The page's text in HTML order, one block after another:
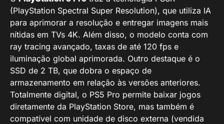
(PlayStation Spectral Super Resolution), que utiliza IA
para aprimorar a resolução e entregar imagens mais
nítidas em TVs 4K. Além disso, o modelo conta com
ray tracing avançado, taxas de até 120 fps e
iluminação global aprimorada. Outro destaque é o
SSD de 2 TB, que dobra o espaço de
armazenamento em relação às versões anteriores.
Totalmente digital, o PS5 Pro permite baixar jogos
diretamente da PlayStation Store, mas também é
compatível com unidade de disco externa (vendida